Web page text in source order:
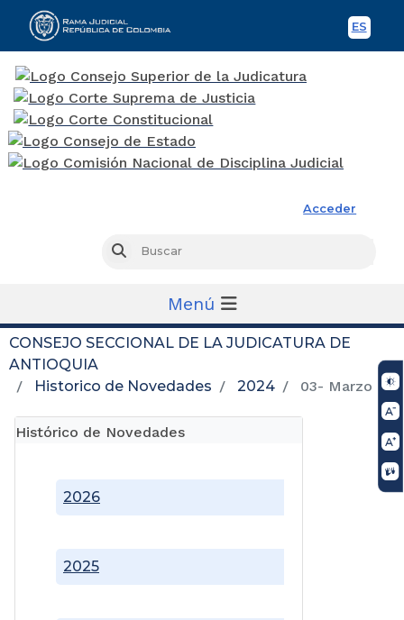
ES
Acceder
Buscar
Menú
CONSEJO SECCIONAL DE LA JUDICATURA DE
ANTIOQUIA
Historico de Novedades
2024 03- Marzo
Histórico de Novedades
2025
2026